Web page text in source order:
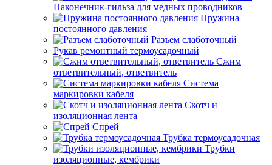
Наконечник-гильза для медных проводников
Пружина
постоянного давления
Разъем слаботочный
Рукав ремонтный термоусадочный
Сжим
ответвительный, ответвитель
Система
маркировки кабеля
Скотч и
изоляционная лента
Спрей
Трубка термоусадочная
Трубки
изоляционные, кембрики